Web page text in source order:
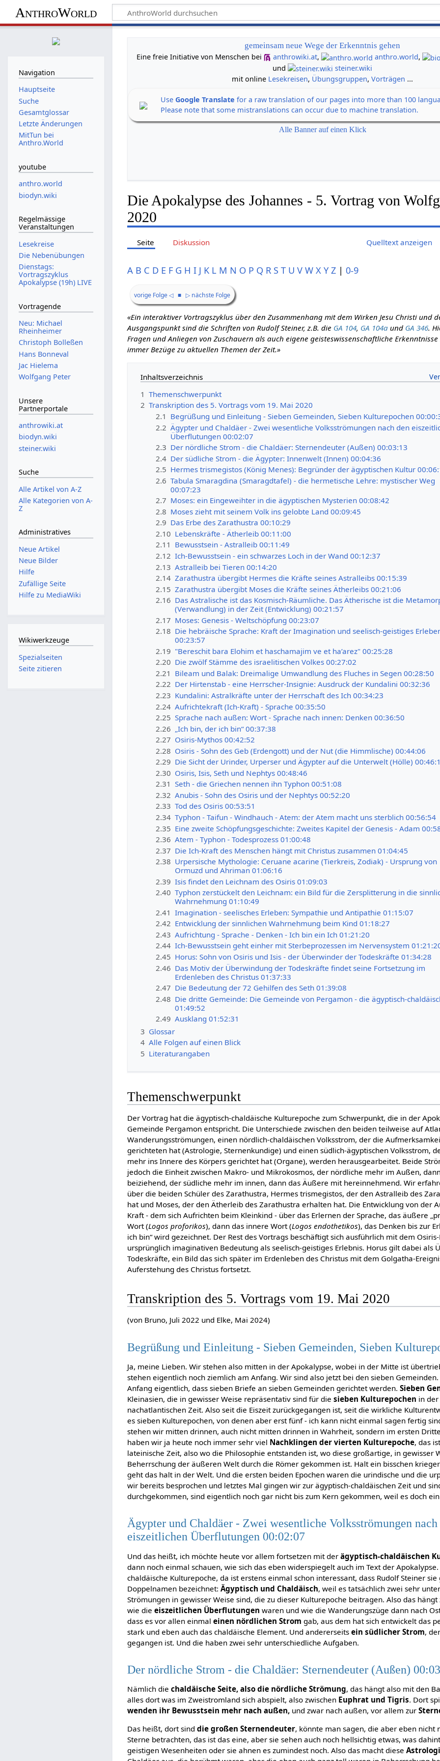
AnthroWorld
gemeinsam neue Wege der Erkenntnis gehen
Eine freie Initiative von Menschen bei
anthrowiki.at, anthro.world,
und
steiner.wiki
mit online Lesekreisen, Übungsgruppen,Vorträgen ...
UseGoogle Translate for a raw translation of our pages into more than 100
Please note that some mistranslations can occur due to machine translation.
Alle Banner auf einen Klick
Die Apokalypse des Johannes - 5. Vortrag von
2020
Seite Diskussion Quelltext anzeigen
A B C D E F G H I J K L M N O P Q R S T U V W X Y Z | 0-9
vorige Folge ◁ ■ ▷ nächste Folge
«Ein interaktiver Vortragszyklus über den Zusammenhang mit dem Wirken Jesu Christi und
Ausgangspunkt sind die Schriften von Rudolf Steiner, z.B. die GA 104, GA 104a und GA 346.
Fragen und Anliegen von Zuschauern als auch eigene geisteswissenschaftliche
immer Bezüge zu aktuellen Themen der Zeit.»
Inhaltsverzeichnis
1 Themenschwerpunkt
2 Transkription des 5. Vortrags vom 19. Mai 2020
2.1 Begrüßung und Einleitung - Sieben Gemeinden, Sieben Kulturepochen
2.2 Ägypter und Chaldäer - Zwei wesentliche Volksströmungen nach den
Überflutungen 00:02:07
2.3 Der nördliche Strom - die Chaldäer: Sternendeuter (Außen) 00:03:13
2.4 Der südliche Strom - die Ägypter: Innenwelt (Innen) 00:04:36
2.5 Hermes trismegistos (König Menes): Begründer der ägyptischen Kultur
2.6 Tabula Smaragdina (Smaragdtafel) - die hermetische Lehre: mystischer Weg
00:07:23
2.7 Moses: ein Eingeweihter in die ägyptischen Mysterien 00:08:42
2.8 Moses zieht mit seinem Volk ins gelobte Land 00:09:45
2.9 Das Erbe des Zarathustra 00:10:29
2.10 Lebenskräfte - Ätherleib 00:11:00
2.11 Bewusstsein - Astralleib 00:11:49
2.12 Ich-Bewusstsein - ein schwarzes Loch in der Wand 00:12:37
2.13 Astralleib bei Tieren 00:14:20
2.14 Zarathustra übergibt Hermes die Kräfte seines Astralleibs 00:15:39
2.15 Zarathustra übergibt Moses die Kräfte seines Ätherleibs 00:21:06
2.16 Das Astralische ist das Kosmisch-Räumliche. Das Ätherische ist die
(Verwandlung) in der Zeit (Entwicklung) 00:21:57
2.17 Moses: Genesis - Weltschöpfung 00:23:07
2.18 Die hebräische Sprache: Kraft der Imagination und seelisch-geistiges
00:23:57
2.19 "Bereschit bara Elohim et haschamajim ve et ha’arez" 00:25:28
2.20 Die zwölf Stämme des israelitischen Volkes 00:27:02
2.21 Bileam und Balak: Dreimalige Umwandlung des Fluches in Segen 00:28:50
2.22 Der Hirtenstab - eine Herrscher-Insignie: Ausdruck der Kundalini 00:32:36
2.23 Kundalini: Astralkräfte unter der Herrschaft des Ich 00:34:23
2.24 Aufrichtekraft (Ich-Kraft) - Sprache 00:35:50
2.25 Sprache nach außen: Wort - Sprache nach innen: Denken 00:36:50
2.26
„Ich bin, der ich bin“ 00:37:38
2.27 Osiris-Mythos 00:42:52
2.28 Osiris - Sohn des Geb (Erdengott) und der Nut (die Himmlische) 00:44:06
2.29 Die Sicht der Urinder, Urperser und Ägypter auf die Unterwelt (Hölle)
2.30 Osiris, Isis, Seth und Nephtys 00:48:46
2.31 Seth - die Griechen nennen ihn Typhon 00:51:08
2.32 Anubis - Sohn des Osiris und der Nephtys 00:52:20
2.33 Tod des Osiris 00:53:51
2.34 Typhon - Taifun - Windhauch - Atem: der Atem macht uns sterblich 00:56:54
2.35 Eine zweite Schöpfungsgeschichte: Zweites Kapitel der Genesis - Adam
2.36 Atem - Typhon - Todesprozess 01:00:48
2.37 Die Ich-Kraft des Menschen hängt mit Christus zusammen 01:04:45
2.38 Urpersische Mythologie: Ceruane acarine (Tierkreis, Zodiak) - Ursprung von
Ormuzd und Ahriman 01:06:16
2.39 Isis findet den Leichnam des Osiris 01:09:03
2.40 Typhon zerstückelt den Leichnam: ein Bild für die Zersplitterung in die
Wahrnehmung 01:10:49
2.41 Imagination - seelisches Erleben: Sympathie und Antipathie 01:15:07
2.42 Entwicklung der sinnlichen Wahrnehmung beim Kind 01:18:27
2.43 Aufrichtung - Sprache - Denken - Ich bin ein Ich 01:21:20
2.44 Ich-Bewusstsein geht einher mit Sterbeprozessen im Nervensystem
2.45 Horus: Sohn von Osiris und Isis - der Überwinder der Todeskräfte 01:34:28
2.46 Das Motiv der Überwindung der Todeskräfte findet seine Fortsetzung im
Erdenleben des Christus 01:37:33
2.47 Die Bedeutung der 72 Gehilfen des Seth 01:39:08
2.48 Die dritte Gemeinde: Die Gemeinde von Pergamon - die ägyptisch-
01:49:52
2.49 Ausklang 01:52:31
3 Glossar
4 Alle Folgen auf einen Blick
5 Literaturangaben
Themenschwerpunkt
Der Vortrag hat die ägyptisch-chaldäische Kulturepoche zum Schwerpunkt, die in der
Gemeinde Pergamon entspricht. Die Unterschiede zwischen den beiden teilweise auf
Wanderungsströmungen, einen nördlich-chaldäischen Volksstrom, der die
gerichteten hat (Astrologie, Sternenkundige) und einen südlich-ägyptischen Volksstrom,
mehr ins Innere des Körpers gerichtet hat (Organe), werden herausgearbeitet. Beide
jedoch die Einheit zwischen Makro- und Mikrokosmos, der nördliche mehr im Außen,
beiziehend, der südliche mehr im innen, dann das Äußere mit hereinnehmend. Wir
über die beiden Schüler des Zarathustra, Hermes trismegistos, der den Astralleib des
hat und Moses, der den Ätherleib des Zarathustra erhalten hat. Die Entwicklung von der
Kraft - dem sich Aufrichten beim Kleinkind - über das Erlernen der Sprache, das äußere
Wort (Logos proforikos), dann das innere Wort (Logos endothetikos), das Denken bis zur
ich bin“ wird gezeichnet. Der Rest des Vortrags beschäftigt sich ausführlich mit dem
ursprünglich imaginativen Bedeutung als seelisch-geistiges Erlebnis. Horus gilt dabei als
Todeskräfte, ein Bild das sich später im Erdenleben des Christus mit dem Golgatha-
Auferstehung des Christus fortsetzt.
Transkription des 5. Vortrags vom 19. Mai 2020
(von Bruno, Juli 2022 und Elke, Mai 2024)
Begrüßung und Einleitung - Sieben Gemeinden, Sieben
Ja, meine Lieben. Wir stehen also mitten in der Apokalypse, wobei in der Mitte ist
stehen eigentlich noch ziemlich am Anfang. Wir sind also jetzt bei den sieben
Anfang eigentlich, dass sieben Briefe an sieben Gemeinden gerichtet werden.Sieben
Kleinasien, die in gewisser Weise repräsentativ sind für diesieben Kulturepochen in
nachatlantischen Zeit. Also seit die Eiszeit zurückgegangen ist, seit die wirkliche
es sieben Kulturepochen, von denen aber erst fünf - ich kann nicht einmal sagen fertig
stehen wir mitten drinnen, auch nicht mitten drinnen in Wahrheit, sondern im ersten
haben wir ja heute noch immer sehr viel Nachklingen der vierten Kulturepoche, das
lateinische Zeit, also wo die Philosophie entstanden ist, wo diese großartige, in gewisser
Beherrschung der äußeren Welt durch die Römer gekommen ist. Halt ein bisschen
geht das halt in der Welt. Und die ersten beiden Epochen waren die urindische und die
wir bereits besprochen und letztes Mal gingen wir zur ägyptisch-chaldäischen Zeit und
durchgekommen, sind eigentlich noch gar nicht bis zum Kern gekommen, weil es doch
Ägypter und Chaldäer - Zwei wesentliche Volksströmungen nach
eiszeitlichen Überflutungen 00:02:07
Und das heißt, ich möchte heute vor allem fortsetzen mit derägyptisch-chaldäischen
dann noch einmal schauen, wie sich das eben widerspiegelt auch im Text der
chaldäische Kulturepoche, da ist erstens einmal schon interessant, dass Rudolf Steiner
Doppelnamen bezeichnet:Ägyptisch und Chaldäisch, weil es tatsächlich zwei sehr
Strömungen in gewisser Weise sind, die zu dieser Kulturepoche beitragen. Also das hängt
wie dieeiszeitlichen Überflutungen waren und wie die Wanderungszüge dann nach
dass es vor allen einmaleinen nördlichen Strom gab, aus dem hat sich entwickelt das
stark und eben auch das chaldäische Element. Und andererseitsein südlicher Strom,
gegangen ist. Und die haben zwei sehr unterschiedliche Aufgaben.
Der nördliche Strom - die Chaldäer: Sternendeuter (Außen)
Nämlich diechaldäische Seite, also die nördliche Strömung, das hängt also mit den
alles dort was im Zweistromland sich abspielt, also zwischen Euphrat und Tigris. Dort
wenden ihr Bewusstsein mehr nach außen, und zwar nach außen, vor allem zur
Das heißt, dort sinddie großen Sternendeuter, könnte man sagen, die aber eben nicht
Sterne betrachten, das ist das eine, aber sie sehen auch noch hellsichtig etwas, was
geistigen Wesenheiten oder sie ahnen es zumindest noch. Also das macht diese
Navigation
Hauptseite
Suche
Gesamtglossar
Letzte Änderungen
MitTun bei
Anthro.World
youtube
anthro.world
biodyn.wiki
Regelmässige
Veranstaltungen
Lesekreise
Die Nebenübungen
Dienstags:
Vortragszyklus
Apokalypse (19h) LIVE
Vortragende
Neu: Michael
Rheinheimer
Christoph Bolleßen
Hans Bonneval
Jac Hielema
Wolfgang Peter
Unsere
Partnerportale
anthrowiki.at
biodyn.wiki
steiner.wiki
Suche
Alle Artikel von A-Z
Alle Kategorien von A-
Z
Administratives
Neue Artikel
Neue Bilder
Hilfe
Zufällige Seite
Hilfe zu MediaWiki
Wikiwerkzeuge
Spezialseiten
Seite zitieren